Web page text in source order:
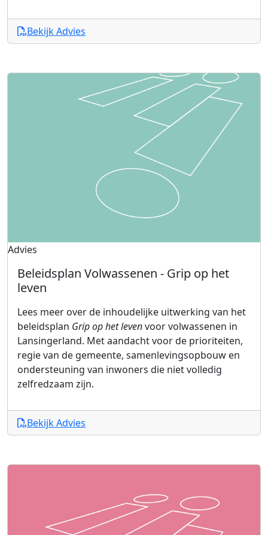
Bekijk Advies
Advies
Beleidsplan Volwassenen - Grip op het
leven
Lees meer over de inhoudelijke uitwerking van het
beleidsplan Grip op het levenvoor volwassenen in
Lansingerland. Met aandacht voor de prioriteiten,
regie van de gemeente, samenlevingsopbouw en
ondersteuning van inwoners die niet volledig
zelfredzaam zijn.
Bekijk Advies